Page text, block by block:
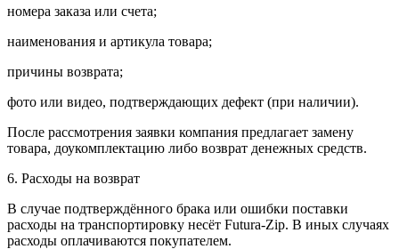
номера заказа или счета;
наименования и артикула товара;
причины возврата;
фото или видео, подтверждающих дефект (при наличии).
После рассмотрения заявки компания предлагает замену
товара, доукомплектацию либо возврат денежных средств.
6. Расходы на возврат
В случае подтверждённого брака или ошибки поставки
расходы на транспортировку несёт Futura-Zip. В иных случаях
расходы оплачиваются покупателем.